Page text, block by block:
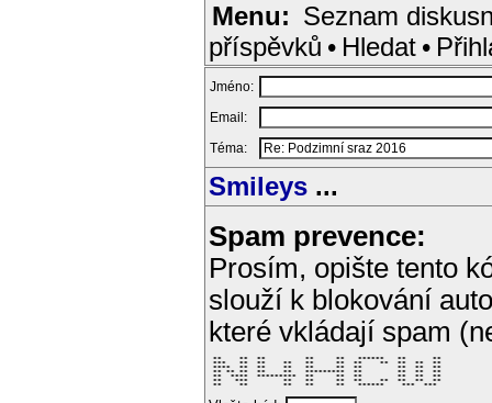
Menu: Seznam
příspěvků • Hledat •
Jméno:
Email:
Téma:
Smileys ...
Spam prevence:
Prosím, opište tento
slouží k blokování
které vkládají spam
**    **  **         **     **   ******   **      **
***   **  **    **   **     **  **    **  **  **  **
****  **  **    **   **     **  **        **  **  **
** ** **  **    **   *********  **        **  **  **
**  ****  *********  **     **  **        **  **  **
**   ***        **   **     **  **    **  **  **  **
**    **        **   **     **   ******    ***  ***